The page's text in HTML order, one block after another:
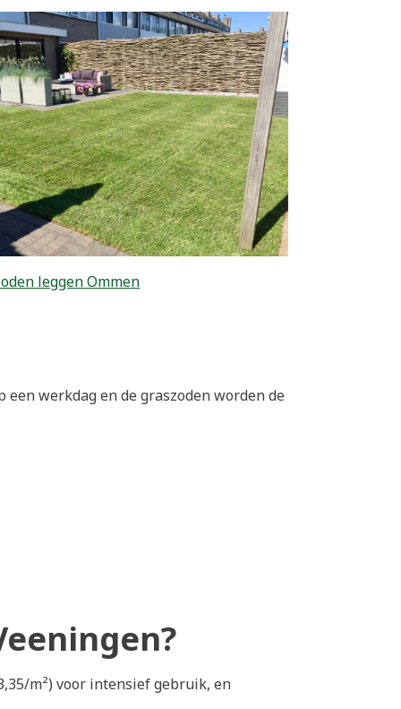
leggen Ommen
werkdag en de graszoden worden de
m²) voor intensief gebruik, en